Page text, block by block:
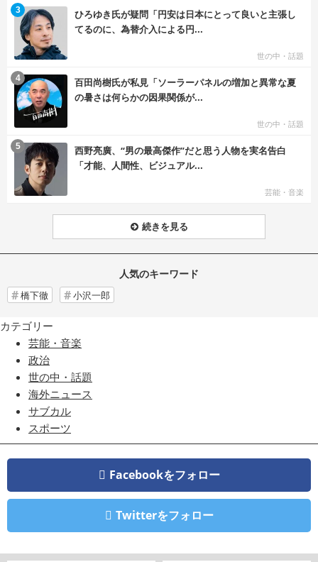
ひろゆき氏が疑問「円安は日本にとって良いと主張し
てるのに、為替介入による円...
世の中・話題
3
百田尚樹氏が私見「ソーラーパネルの増加と異常な夏
の暑さは何らかの因果関係が...
世の中・話題
4
西野亮廣、“男の最高傑作”だと思う人物を実名告白
「才能、人間性、ビジュアル...
芸能・音楽
5
続きを見る
人気のキーワード
橋下徹 小沢一郎
カテゴリー
芸能・音楽
政治
世の中・話題
海外ニュース
サブカル
スポーツ
Facebookをフォロー
Twitterをフォロー